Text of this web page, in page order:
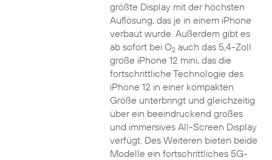
größte Display mit der höchsten
Auflösung, das je in einem iPhone
verbaut wurde. Außerdem gibt es
ab sofort bei O2auch das 5,4-Zoll
große iPhone 12 mini, das die
fortschrittliche Technologie des
iPhone 12 in einer kompakten
Größe unterbringt und gleichzeitig
über ein beeindruckend großes
und immersives All-Screen Display
verfügt. Des Weiteren bieten beide
Modelle ein fortschrittliches 5G-